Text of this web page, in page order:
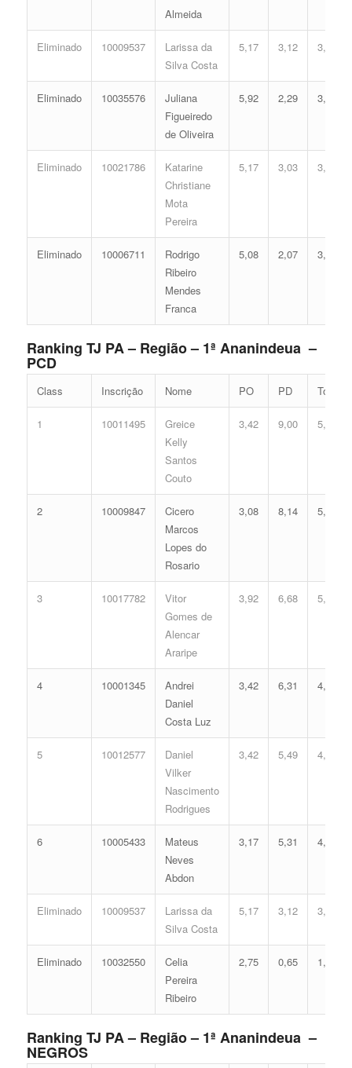
Almeida
Eliminado 10009537
Larissa da
Silva Costa
5,17 3,12 3,95
Eliminado 10035576
Juliana
Figueiredo
de Oliveira
5,92 2,29 3,91
Eliminado 10021786
Katarine
Christiane
Mota
Pereira
5,17 3,03 3,90
Eliminado 10006711
Rodrigo
Ribeiro
Mendes
Franca
5,08 2,07 3,40
Ranking TJ PA – Região – 1ª Ananindeua –
PCD
Class Inscrição Nome PO PD Total
1 10011495
Greice
Kelly
Santos
Couto
3,42 9,00 5,91
2 10009847
Cicero
Marcos
Lopes do
Rosario
3,08 8,14 5,34
3 10017782
Vitor
Gomes de
Alencar
Araripe
3,92 6,68 5,05
4 10001345
Andrei
Daniel
Costa Luz
3,42 6,31 4,63
5 10012577
Daniel
Vilker
Nascimento
Rodrigues
3,42 5,49 4,24
6 10005433
Mateus
Neves
Abdon
3,17 5,31 4,04
Eliminado 10009537
Larissa da
Silva Costa
5,17 3,12 3,95
Eliminado 10032550
Celia
Pereira
Ribeiro
2,75 0,65 1,62
Ranking TJ PA – Região – 1ª Ananindeua –
NEGROS